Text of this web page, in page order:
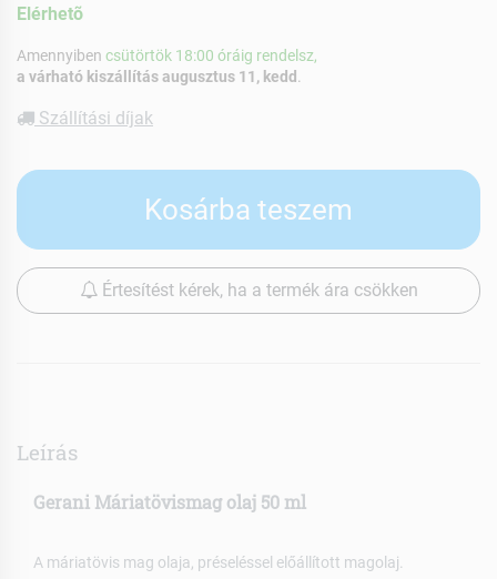
Elérhetõ
Amennyiben csütörtök 18:00 óráig rendelsz,
a várható kiszállítás augusztus 11, kedd
Szállítási díjak
Kosárba teszem
Értesítést kérek, ha a termék ára csökken
Leírás
Gerani Máriatövismag olaj 50 ml
A máriatövis mag olaja, préseléssel előállított magolaj.